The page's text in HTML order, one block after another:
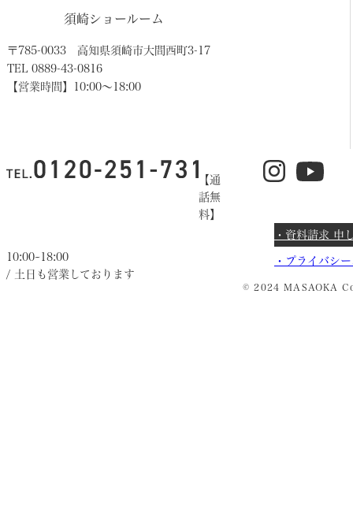
須崎ショールーム
〒785-0033 高知県須崎市大間西町3-17
TEL 0889-43-0816
【営業時間】10:00〜18:00
【通
話無
料】
10:00~18:00
/ 土日も営業しております
・資料請求 申
・ プライバシ
© 2024 MASAOKA